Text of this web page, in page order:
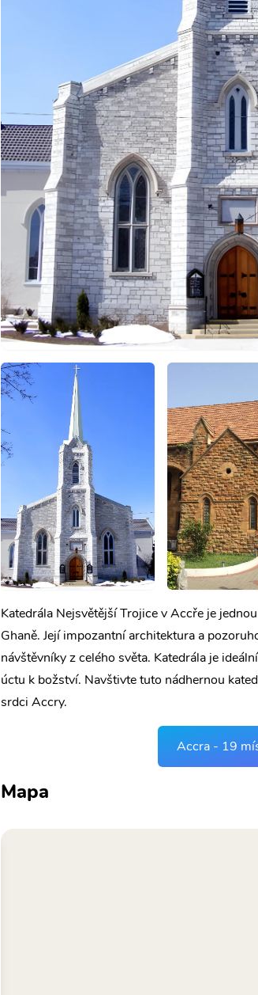
Katedrála Nejsvětější Trojice v Accře je
Ghaně. Její impozantní architektura a
návštěvníky z celého světa. Katedrála je
úctu k božství. Navštivte tuto nádhernou
srdci Accry.
Accra - 19
Mapa